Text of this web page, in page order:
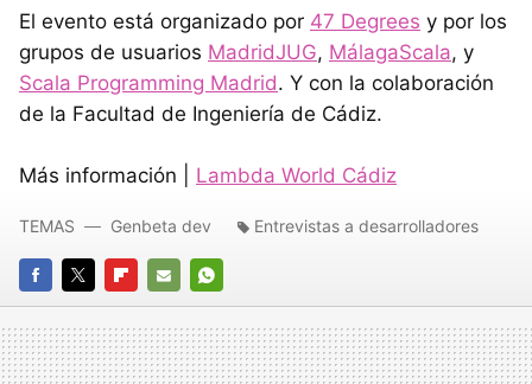
El evento está organizado por 47 Degrees y por los
grupos de usuarios MadridJUG, MálagaScala, y
Scala Programming Madrid. Y con la colaboración
de la Facultad de Ingeniería de Cádiz.
Más información | Lambda World Cádiz
FACEBOOK
TWITTERFLIPBOARD
E-
MAIL
WHATSAPP
TEMAS Genbeta dev Entrevistas a desarrolladores